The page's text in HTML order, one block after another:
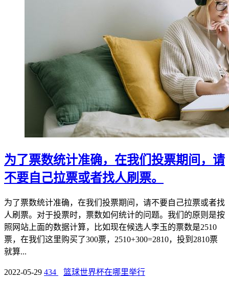
为了票数统计准确，在我们投票期间，请
不要自己拉票或者找人刷票。
为了票数统计准确，在我们投票期间，请不要自己拉票或者找
人刷票。对于投票时，票数如何统计的问题。我们的原则是按
照网站上面的数据计算，比如现在候选人李玉的票数是2510
票，在我们这里购买了300票，2510+300=2810，投到2810票
就算...
2022-05-29 434 篮球世界杯在哪里举行